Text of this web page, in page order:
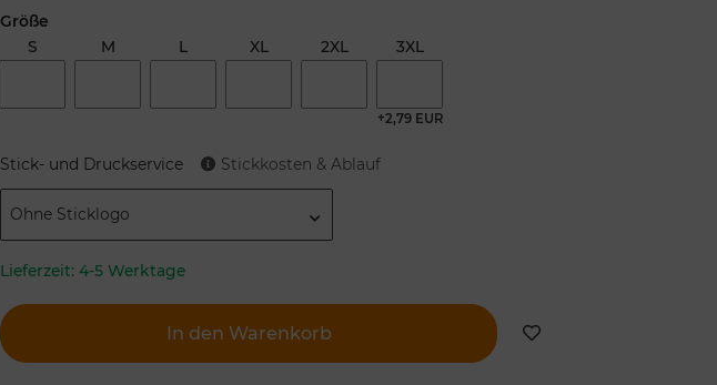
Größe
S
M L XL 2XL 3XL
+2,79 EUR
Stick- und Druckservice Stickkosten & Ablauf
Ohne Sticklogo
Lieferzeit:4-5 Werktage
In den Warenkorb